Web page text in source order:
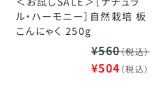
ル・ハーモニー］自然栽培 板
こんにゃく 250g
¥560（税込）
¥504 （税込）